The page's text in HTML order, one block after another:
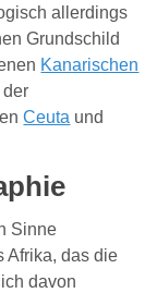
allerdings
Grundschild
Kanarischen
der
Ceuta und
Sinne
Afrika, das die
davon